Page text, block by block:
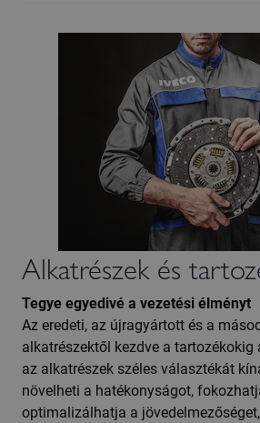
Alkatrészek és
Tegye egyedivé a vezetési élményt
Az eredeti, az újragyártott és a
alkatrészektől kezdve a tartozékokig
az alkatrészek széles választékát
növelheti a hatékonyságot,
optimalizálhatja a